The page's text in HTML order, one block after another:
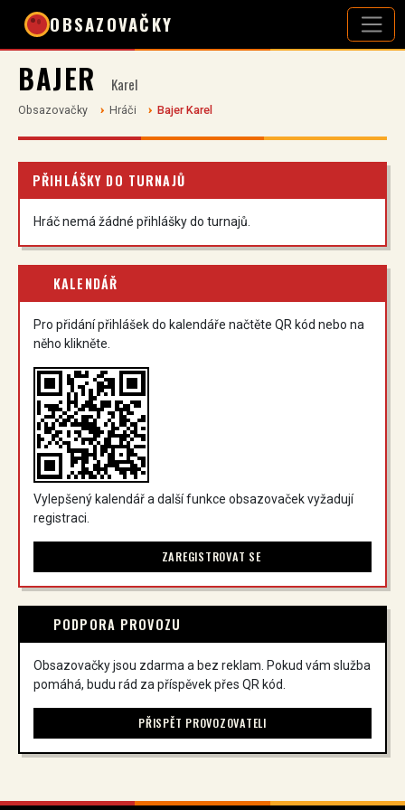
OBSAZOVAČKY
BAJER Karel
Obsazovačky Hráči Bajer Karel
PŘIHLÁŠKY DO TURNAJŮ
Hráč nemá žádné přihlášky do turnajů.
KALENDÁŘ
Pro přidání přihlášek do kalendáře načtěte QR kód nebo na
něho klikněte.
Vylepšený kalendář a další funkce obsazovaček vyžadují
registraci.
ZAREGISTROVAT SE
PODPORA PROVOZU
Obsazovačky jsou zdarma a bez reklam. Pokud vám služba
pomáhá, budu rád za příspěvek přes QR kód.
PŘISPĚT PROVOZOVATELI